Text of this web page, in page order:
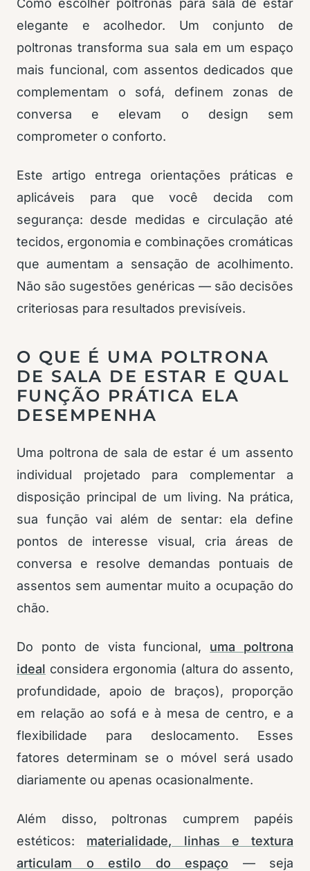
Como escolher poltronas para sala de estar
elegante e acolhedor. Um conjunto de
poltronas transforma sua sala em um espaço
mais funcional, com assentos dedicados que
complementam o sofá, definem zonas de
conversa e elevam o design sem
comprometer o conforto.
Este artigo entrega orientações práticas e
aplicáveis para que você decida com
segurança: desde medidas e circulação até
tecidos, ergonomia e combinações cromáticas
que aumentam a sensação de acolhimento.
Não são sugestões genéricas — são decisões
criteriosas para resultados previsíveis.
O QUE É UMA POLTRONA
DE SALA DE ESTAR E QUAL
FUNÇÃO PRÁTICA ELA
DESEMPENHA
Uma poltrona de sala de estar é um assento
individual projetado para complementar a
disposição principal de um living. Na prática,
sua função vai além de sentar: ela define
pontos de interesse visual, cria áreas de
conversa e resolve demandas pontuais de
assentos sem aumentar muito a ocupação do
chão.
Do ponto de vista funcional, uma poltrona
ideal considera ergonomia (altura do assento,
profundidade, apoio de braços), proporção
em relação ao sofá e à mesa de centro, e a
flexibilidade para deslocamento. Esses
fatores determinam se o móvel será usado
diariamente ou apenas ocasionalmente.
Além disso, poltronas cumprem papéis
estéticos: materialidade, linhas e textura
articulam o estilo do espaço — seja